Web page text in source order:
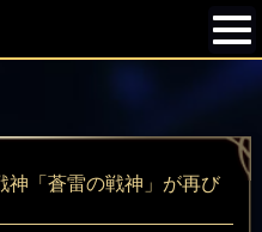
神「蒼雷の戦神」が再び